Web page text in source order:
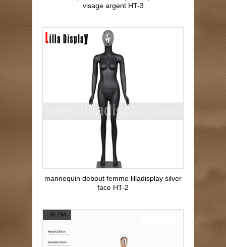
visage argent HT-3
mannequin debout femme lilladisplay silver
face HT-2